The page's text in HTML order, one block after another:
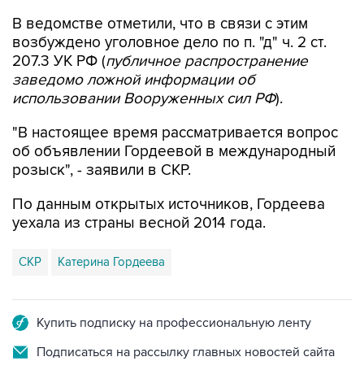
В ведомстве отметили, что в связи с этим
возбуждено уголовное дело по п. "д" ч. 2 ст.
207.3 УК РФ (публичное распространение
заведомо ложной информации об
использовании Вооруженных сил РФ).
"В настоящее время рассматривается вопрос
об объявлении Гордеевой в международный
розыск", - заявили в СКР.
По данным открытых источников, Гордеева
уехала из страны весной 2014 года.
СКР Катерина Гордеева
Купить подписку на профессиональную ленту
Подписаться на рассылку главных новостей сайта